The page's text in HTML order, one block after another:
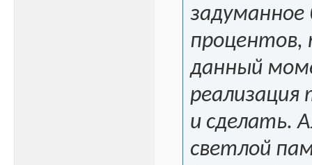
процентов,
данный
реализация
и сделать.
светлой